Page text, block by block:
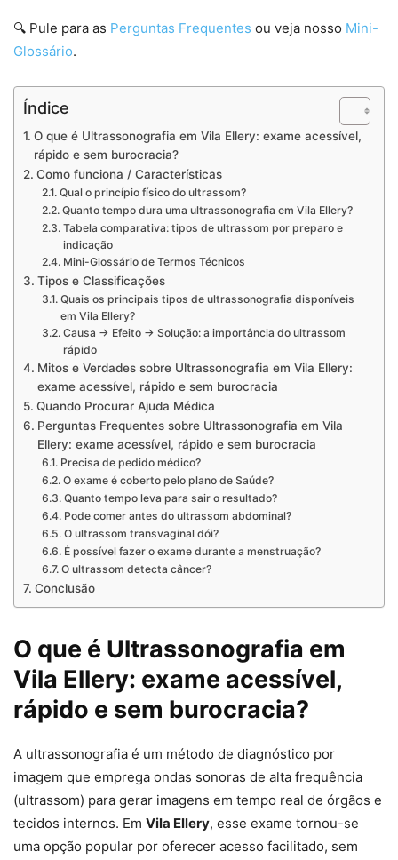
🔍 Pule para as Perguntas Frequentes ou veja nosso Mini-
Glossário.
Índice
O que é Ultrassonografia em Vila Ellery: exame acessível,
rápido e sem burocracia?
Como funciona / Características
Qual o princípio físico do ultrassom?
Quanto tempo dura uma ultrassonografia em Vila Ellery?
Tabela comparativa: tipos de ultrassom por preparo e
indicação
Mini-Glossário de Termos Técnicos
Tipos e Classificações
Quais os principais tipos de ultrassonografia disponíveis
em Vila Ellery?
Causa → Efeito → Solução: a importância do ultrassom
rápido
Mitos e Verdades sobre Ultrassonografia em Vila Ellery:
exame acessível, rápido e sem burocracia
Quando Procurar Ajuda Médica
Perguntas Frequentes sobre Ultrassonografia em Vila
Ellery: exame acessível, rápido e sem burocracia
Precisa de pedido médico?
O exame é coberto pelo plano de Saúde?
Quanto tempo leva para sair o resultado?
Pode comer antes do ultrassom abdominal?
O ultrassom transvaginal dói?
É possível fazer o exame durante a menstruação?
O ultrassom detecta câncer?
Conclusão
O que é Ultrassonografia em
Vila Ellery: exame acessível,
rápido e sem burocracia?
A ultrassonografia é um método de diagnóstico por
imagem que emprega ondas sonoras de alta frequência
(ultrassom) para gerar imagens em tempo real de órgãos e
tecidos internos. Em Vila Ellery, esse exame tornou-se
uma opção popular por oferecer acesso facilitado, sem